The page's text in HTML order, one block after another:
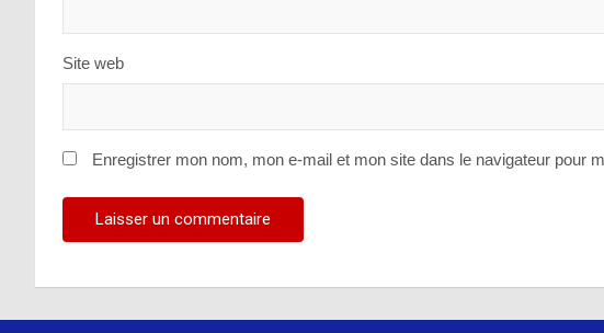
Site web
Enregistrer mon nom, mon e-mail et mon site dans le navigateur pour